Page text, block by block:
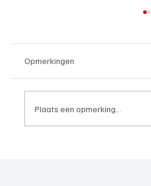
Opmerkingen
Plaats een opmerking...